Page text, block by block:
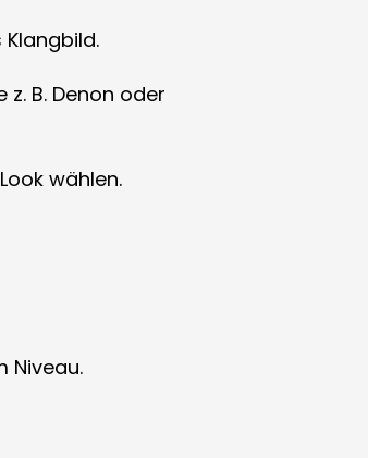
B. Denon oder
wählen.
Niveau.